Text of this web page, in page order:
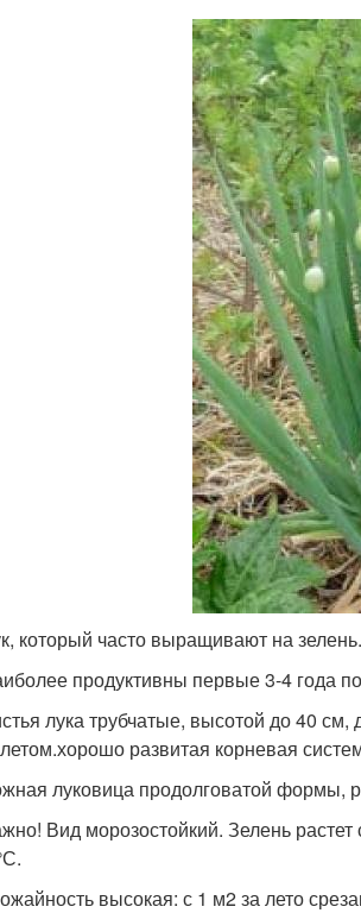
который часто выращивают на
продуктивны первые 3-4 года
лука трубчатые, высотой до 40
развитая корневая
луковица продолговатой формы,
Вид морозостойкий. Зелень
высокая: с 1 м2 за лето